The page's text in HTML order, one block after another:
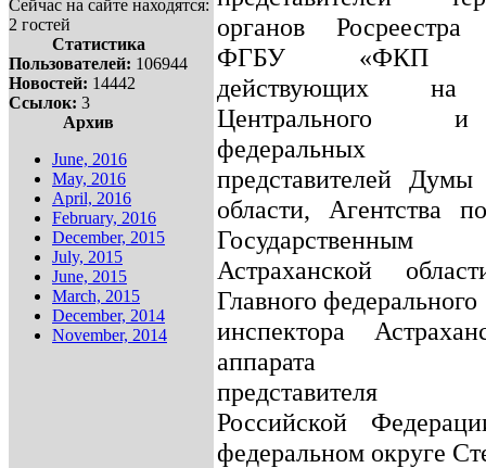
Сейчас на сайте находятся:
2 гостей
Статистика
Пользователей: 106944
Новостей: 14442
Ссылок: 3
Архив
June, 2016
May, 2016
April, 2016
February, 2016
December, 2015
July, 2015
June, 2015
March, 2015
December, 2014
November, 2014
органов
ФГБУ «ФКП
действующих на
Центрального
федеральных
представителей Думы
области, Агентства
Государственным
Астраханской
Главного федерального
инспектора
аппарата
представителя
Российской
федеральном округе